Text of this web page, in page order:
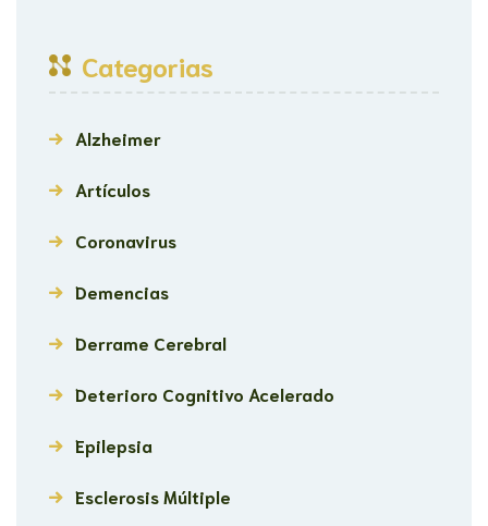
Categorias
Alzheimer
Artículos
Coronavirus
Demencias
Derrame Cerebral
Deterioro Cognitivo Acelerado
Epilepsia
Esclerosis Múltiple